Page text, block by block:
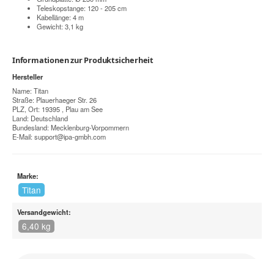
Teleskopstange: 120 - 205 cm
Kabellänge: 4 m
Gewicht: 3,1 kg
Informationen zur Produktsicherheit
Hersteller
Name: Titan
Straße: Plauerhaeger Str. 26
PLZ, Ort: 19395 , Plau am See
Land: Deutschland
Bundesland: Mecklenburg-Vorpommern
E-Mail: support@ipa-gmbh.com
Marke:
Titan
Versandgewicht:
6,40 kg